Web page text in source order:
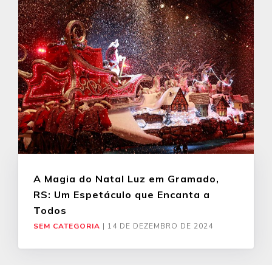
A Magia do Natal Luz em Gramado,
RS: Um Espetáculo que Encanta a
Todos
SEM CATEGORIA | 14 DE DEZEMBRO DE 2024